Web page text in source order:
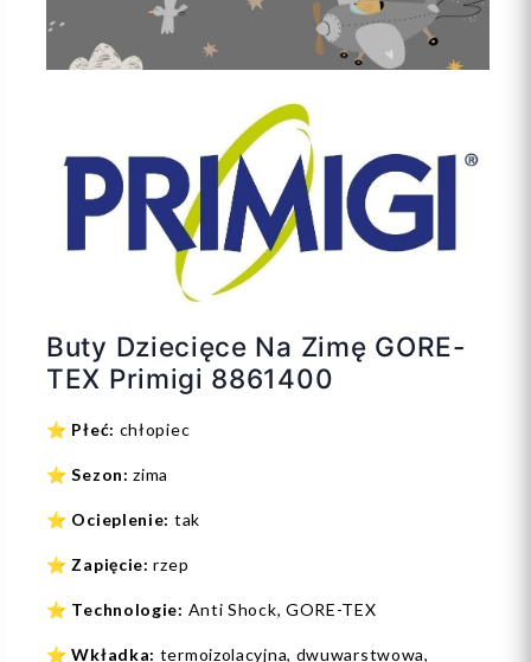
Buty Dziecięce Na Zimę GORE-
TEX Primigi 8861400
⭐ Płeć: chłopiec
⭐Sezon: zima
⭐ Ocieplenie: tak
⭐ Zapięcie: rzep
⭐ Technologie: Anti Shock, GORE-TEX
⭐ Wkładka: termoizolacyjna, dwuwarstwowa,